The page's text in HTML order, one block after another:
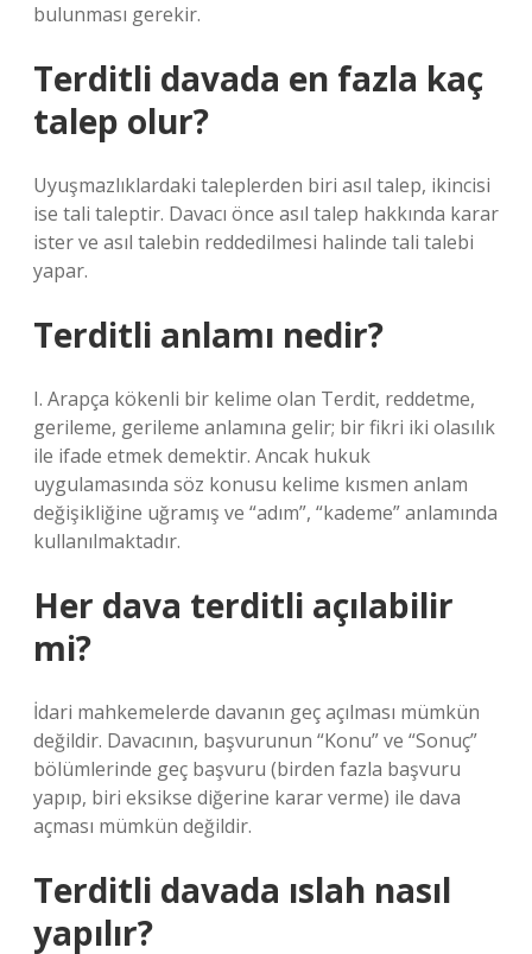
bulunması gerekir.
Terditli davada en fazla kaç
talep olur?
Uyuşmazlıklardaki taleplerden biri asıl talep, ikincisi
ise tali taleptir. Davacı önce asıl talep hakkında karar
ister ve asıl talebin reddedilmesi halinde tali talebi
yapar.
Terditli anlamı nedir?
I. Arapça kökenli bir kelime olan Terdit, reddetme,
gerileme, gerileme anlamına gelir; bir fikri iki olasılık
ile ifade etmek demektir. Ancak hukuk
uygulamasında söz konusu kelime kısmen anlam
değişikliğine uğramış ve “adım”, “kademe” anlamında
kullanılmaktadır.
Her dava terditli açılabilir
mi?
İdari mahkemelerde davanın geç açılması mümkün
değildir. Davacının, başvurunun “Konu” ve “Sonuç”
bölümlerinde geç başvuru (birden fazla başvuru
yapıp, biri eksikse diğerine karar verme) ile dava
açması mümkün değildir.
Terditli davada ıslah nasıl
yapılır?